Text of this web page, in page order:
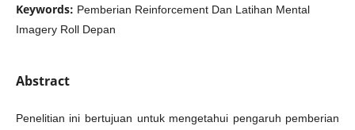
Keywords: Pemberian Reinforcement Dan Latihan Mental
Imagery Roll Depan
Abstract
Penelitian ini bertujuan untuk mengetahui pengaruh pemberian